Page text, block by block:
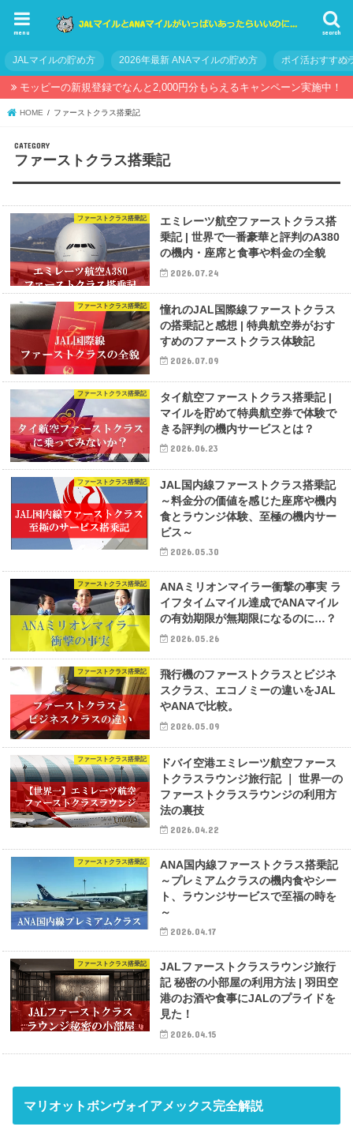
search
menu
JALマイルの貯め方 2026年最新 ANAマイルの貯め方 ポイ活おすすめ
モッピーの新規登録でなんと2,000円分もらえるキャンペーン実施中！
HOME ファーストクラス搭乗記
ファーストクラス搭乗記
ファーストクラス搭乗記
エミレーツ航空ファーストクラス搭
乗記 | 世界で一番豪華と評判のA380
の機内・座席と食事や料金の全貌
2026.07.24
ファーストクラス搭乗記
憧れのJAL国際線ファーストクラス
の搭乗記と感想 | 特典航空券がおす
すめのファーストクラス体験記
2026.07.09
ファーストクラス搭乗記
タイ航空ファーストクラス搭乗記 |
マイルを貯めて特典航空券で体験で
きる評判の機内サービスとは？
2026.06.23
ファーストクラス搭乗記
JAL国内線ファーストクラス搭乗記
～料金分の価値を感じた座席や機内
食とラウンジ体験、至極の機内サー
ビス～
2026.05.30
ファーストクラス搭乗記
ANAミリオンマイラー衝撃の事実 ラ
イフタイムマイル達成でANAマイル
の有効期限が無期限になるのに…？
2026.05.26
ファーストクラス搭乗記
飛行機のファーストクラスとビジネ
スクラス、エコノミーの違いをJAL
やANAで比較。
2026.05.09
ファーストクラス搭乗記
ドバイ空港エミレーツ航空ファース
トクラスラウンジ旅行記 ｜ 世界一の
ファーストクラスラウンジの利用方
法の裏技
2026.04.22
ファーストクラス搭乗記
ANA国内線ファーストクラス搭乗記
～プレミアムクラスの機内食やシー
ト、ラウンジサービスで至福の時を
～
2026.04.17
ファーストクラス搭乗記
JALファーストクラスラウンジ旅行
記 秘密の小部屋の利用方法 | 羽田空
港のお酒や食事にJALのプライドを
見た！
2026.04.15
マリオットボンヴォイアメックス完全解説